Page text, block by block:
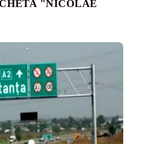
"NICOLAE